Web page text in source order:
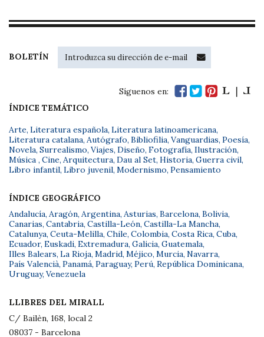
BOLETÍN
Síguenos en:
ÍNDICE TEMÁTICO
Arte, Literatura española, Literatura latinoamericana,
Literatura catalana, Autógrafo, Bibliofilia, Vanguardias, Poesía,
Novela, Surrealismo, Viajes, Diseño, Fotografía, Ilustración,
Música , Cine, Arquitectura, Dau al Set, Historia, Guerra civil,
Libro infantil, Libro juvenil, Modernismo, Pensamiento
ÍNDICE GEOGRÁFICO
Andalucía, Aragón, Argentina, Asturias, Barcelona, Bolivia,
Canarias, Cantabria, Castilla-León, Castilla-La Mancha,
Catalunya, Ceuta-Melilla, Chile, Colombia, Costa Rica, Cuba,
Ecuador, Euskadi, Extremadura, Galicia, Guatemala,
Illes Balears, La Rioja, Madrid, Méjico, Murcia, Navarra,
País Valencià, Panamá, Paraguay, Perú, República Dominicana,
Uruguay, Venezuela
LLIBRES DEL MIRALL
C/ Bailèn, 168, local 2
08037 - Barcelona